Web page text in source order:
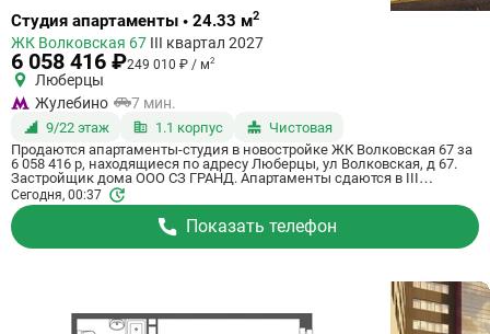
Ссылка
квартиру
Студия апартаменты • 24.33 м2
ЖК Волковская 67 III квартал 2027
6 058 416 ₽249 010 ₽ / м2
Люберцы
Жулебино
7 мин.
9/22 этаж 1.1 корпус
Чистовая
Продаются апартаменты-студия в новостройке ЖК Волковская 67 за
6 058 416 р, находящиеся по адресу Люберцы, ул Волковская, д 67.
Застройщик дома ООО СЗ ГРАНД. Апартаменты сдаются в III
квартале 2027 года с чистовой отделкой, в 20 минутах на машине от
станции метрополитена Некрасовка. Общая площадь апартаментов -
24.33 м². Этаж 9 из 21. ID апартаментов на СтройкиРУ 725048,
назовите его когда будете звонить.
Сегодня, 00:37
Показать телефон